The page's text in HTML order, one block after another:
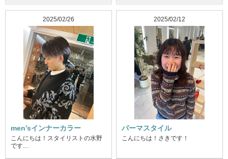
2025/02/26
men’sインナーカラー
こんにちは！スタイリストの水野
です…
2025/02/12
パーマスタイル
こんにちは！さきです！